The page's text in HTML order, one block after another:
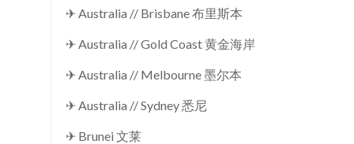
✈ Australia // Brisbane 布里斯本
✈ Australia // Gold Coast 黄金海岸
✈ Australia // Melbourne 墨尔本
✈ Australia // Sydney 悉尼
✈ Brunei 文莱